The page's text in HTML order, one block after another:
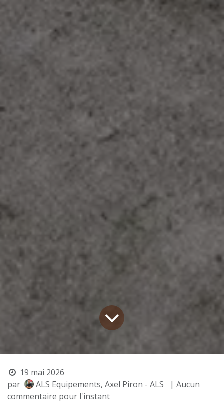
19 mai 2026
par
ALS Equipements, Axel Piron - ALS
| Aucun
commentaire pour l'instant